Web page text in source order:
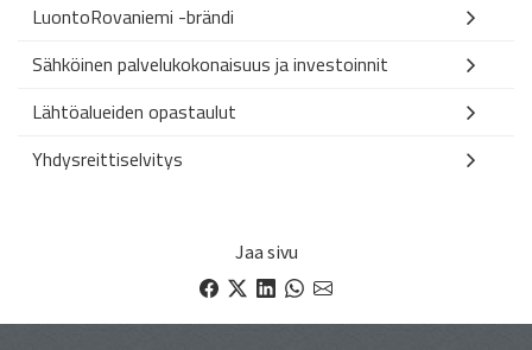
LuontoRovaniemi -brändi
Sähköinen palvelukokonaisuus ja investoinnit
Lähtöalueiden opastaulut
Yhdysreittiselvitys
Jaa sivu
FacebookLinkedIn
WhatsApp
email